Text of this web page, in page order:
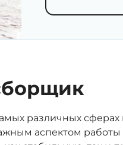
различных сферах
аспектом работы